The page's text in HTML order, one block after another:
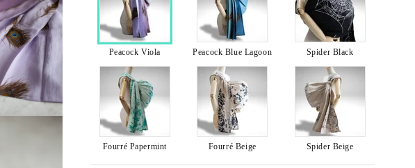
Peacock Viola Peacock Blue Lagoon Spider Black
Fourré Papermint Fourré Beige Spider Beige